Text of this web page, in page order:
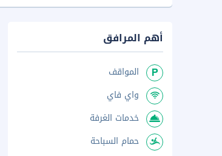
أهم المرافق
المواقف
واي فاي
خدمات الغرفة
حمام السباحة